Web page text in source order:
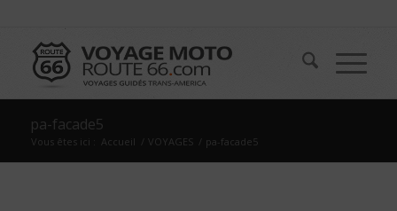
pa-facade5
Vous êtes ici : Accueil / VOYAGES / pa-facade5